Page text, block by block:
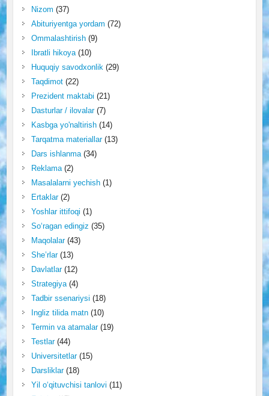
Nizom (37)
Abituriyentga yordam (72)
Ommalashtirish(9)
Ibratli hikoya(10)
Huquqiy savodxonlik(29)
Taqdimot(22)
Prezident maktabi (21)
Dasturlar / ilovalar(7)
Kasbga yo'naltirish(14)
Tarqatma materiallar(13)
Dars ishlanma(34)
Reklama(2)
Masalalarni yechish(1)
Ertaklar(2)
Yoshlar ittifoqi (1)
So‘ragan edingiz (35)
Maqolalar(43)
She’rlar(13)
Davlatlar(12)
Strategiya(4)
Tadbir ssenariysi (18)
Ingliz tilida matn(10)
Termin va atamalar(19)
Testlar(44)
Universitetlar(15)
Darsliklar(18)
Yil o‘qituvchisi tanlovi (11)